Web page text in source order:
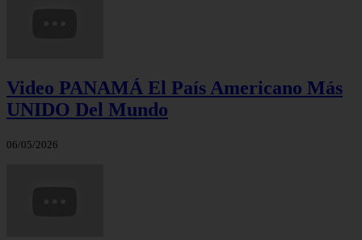
Video PANAMÁ El País Americano Más
UNIDO Del Mundo
06/05/2026